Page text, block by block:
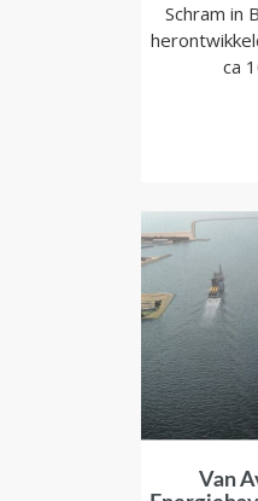
Schram in
ca
Van